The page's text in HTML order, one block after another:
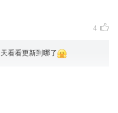
4
看看更新到哪了